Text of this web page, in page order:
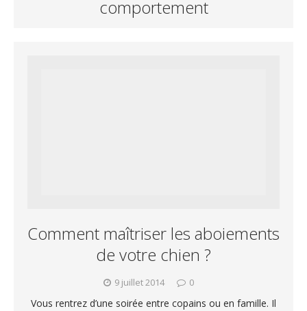
comportement
Comment maîtriser les aboiements
de votre chien ?
9 juillet 2014 0
Vous rentrez d’une soirée entre copains ou en famille. Il